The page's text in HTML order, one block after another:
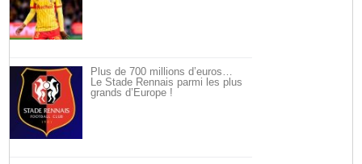
Plus de 700 millions d’euros…
Le Stade Rennais parmi les plus
grands d’Europe !